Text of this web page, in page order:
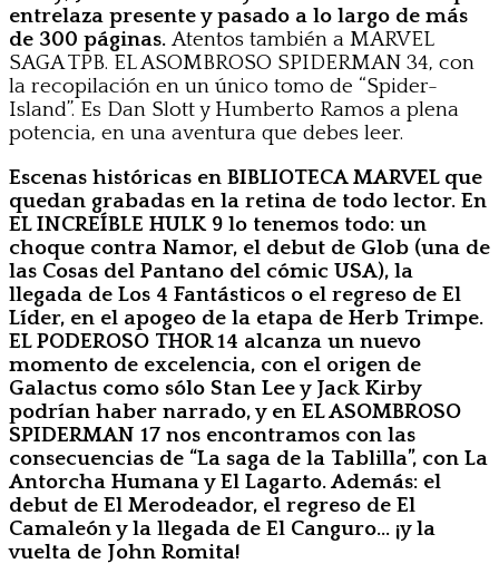
entrelaza presente y pasado a lo largo de más
de 300 páginas. Atentos también a MARVEL
SAGA TPB. EL ASOMBROSO SPIDERMAN 34, con
la recopilación en un único tomo de “Spider-
Island”. Es Dan Slott y Humberto Ramos a plena
potencia, en una aventura que debes leer.
Escenas históricas en BIBLIOTECA MARVEL que
quedan grabadas en la retina de todo lector. En
EL INCREÍBLE HULK 9 lo tenemos todo: un
choque contra Namor, el debut de Glob (una de
las Cosas del Pantano del cómic USA), la
llegada de Los 4 Fantásticos o el regreso de El
Líder, en el apogeo de la etapa de Herb Trimpe.
EL PODEROSO THOR 14 alcanza un nuevo
momento de excelencia, con el origen de
Galactus como sólo Stan Lee y Jack Kirby
podrían haber narrado, y en EL ASOMBROSO
SPIDERMAN 17 nos encontramos con las
consecuencias de “La saga de la Tablilla”, con La
Antorcha Humana y El Lagarto. Además: el
debut de El Merodeador, el regreso de El
Camaleón y la llegada de El Canguro… ¡y la
vuelta de John Romita!